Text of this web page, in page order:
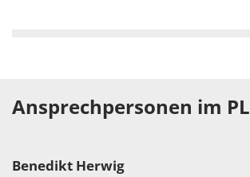
Ansprechpersonen im PL
Benedikt Herwig